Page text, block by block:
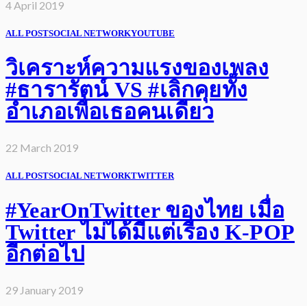
4 April 2019
ALL POSTSOCIAL NETWORKYOUTUBE
วิเคราะห์ความแรงของเพลง
#ธารารัตน์ VS #เลิกคุยทั้ง
อำเภอเพื่อเธอคนเดียว
22 March 2019
ALL POSTSOCIAL NETWORKTWITTER
#YearOnTwitter ของไทย เมื่อ
Twitter ไม่ได้มีแต่เรื่อง K-POP
อีกต่อไป
29 January 2019